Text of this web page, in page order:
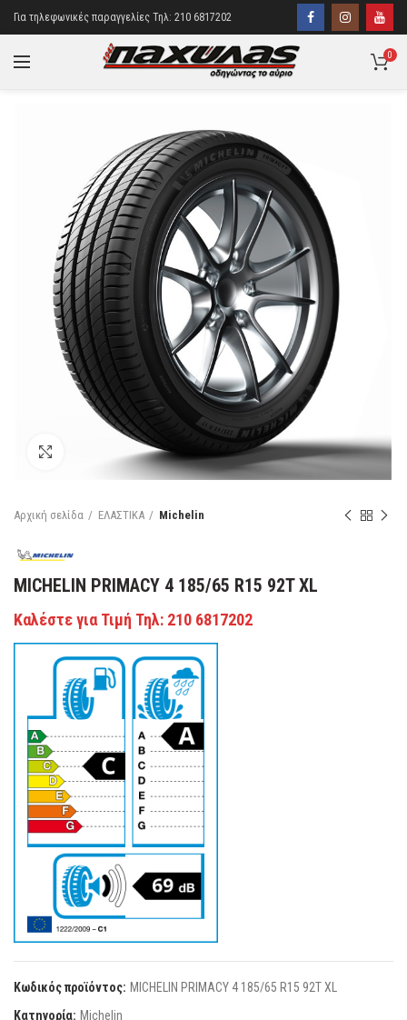
Για τηλεφωνικές παραγγελίες Τηλ: 210 6817202
0
Κάντε κλικ για μεγέθυνση
Αρχική σελίδα ΕΛΑΣΤΙΚΑ Michelin
MICHELIN PRIMACY 4 185/65 R15 92T XL
Καλέστε για Τιμή Τηλ: 210 6817202
Κωδικός προϊόντος: MICHELIN PRIMACY 4 185/65 R15 92T XL
Κατηγορία: Michelin